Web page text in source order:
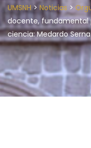
UMSNH> Noticias >
docente, fundamental
ciencia: Medardo Serna